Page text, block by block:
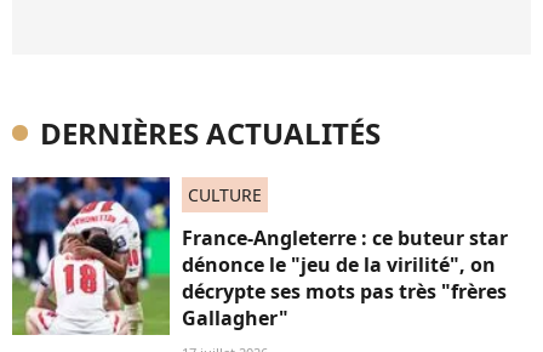
DERNIÈRES ACTUALITÉS
CULTURE
France-Angleterre : ce buteur star
dénonce le "jeu de la virilité", on
décrypte ses mots pas très "frères
Gallagher"